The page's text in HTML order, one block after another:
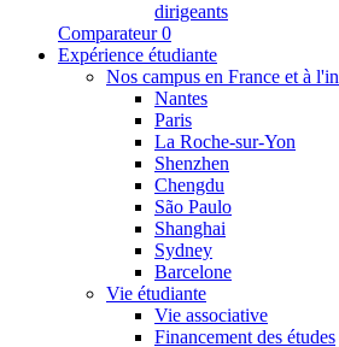
dirigeants
Comparateur 0
Expérience étudiante
Nos campus en France et à
Nantes
Paris
La Roche-sur-Yon
Shenzhen
Chengdu
São Paulo
Shanghai
Sydney
Barcelone
Vie étudiante
Vie associative
Financement des études